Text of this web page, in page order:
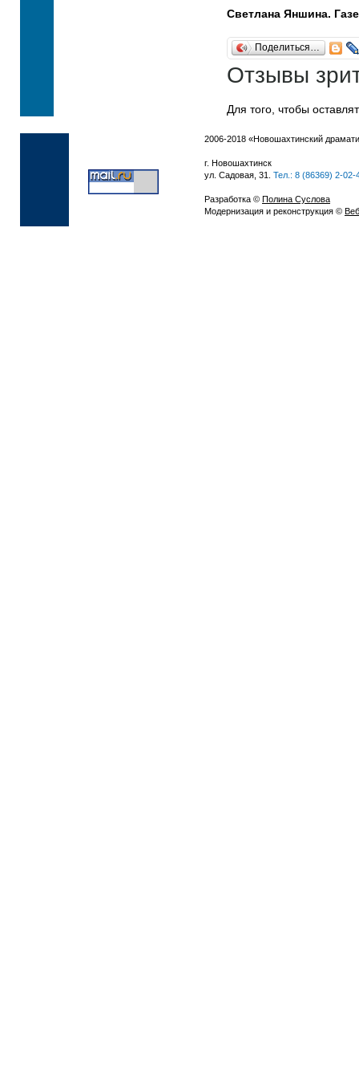
Светлана Яншина. Г
Поделиться…
Отзывы
Для того, чтобы
2006-2018 «Новошахтинский
г. Новошахтинск
ул. Садовая, 31. Тел.: 8 (86369) 2-02-
Разработка © Полина Суслова
Модернизация и реконструкция ©